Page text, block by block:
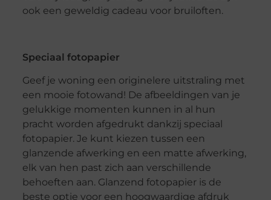
ook een geweldig cadeau voor bruiloften.
Speciaal fotopapier
Geef je woning een originelere uitstraling met
een mooie fotowand! De afbeeldingen van je
gelukkige momenten kunnen in al hun
pracht worden afgedrukt dankzij speciaal
fotopapier. Je kunt kiezen tussen een
glanzende afwerking en een matte afwerking,
elk van hen past zich aan verschillende
behoeften aan. Glanzend fotopapier is de
beste optie voor een hoogwaardige afdruk